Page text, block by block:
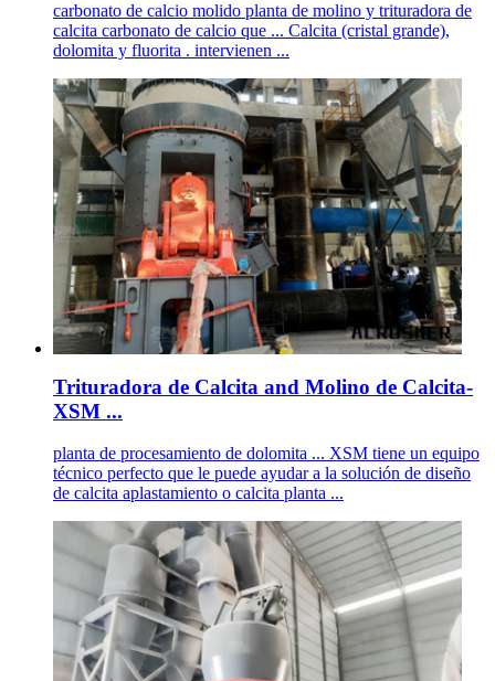
carbonato de calcio molido planta de molino y trituradora de
calcita carbonato de calcio que ... Calcita (cristal grande),
dolomita y fluorita . intervienen ...
Trituradora de Calcita and Molino de Calcita-
XSM ...
planta de procesamiento de dolomita ... XSM tiene un equipo
técnico perfecto que le puede ayudar a la solución de diseño
de calcita aplastamiento o calcita planta ...